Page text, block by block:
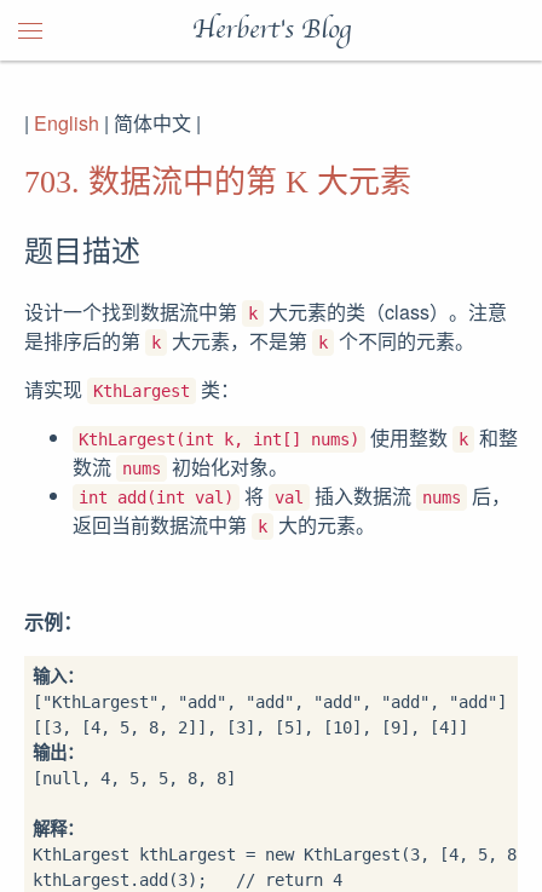
Herbert's Blog
| English | 简体中文 |
703. 数据流中的第 K 大元素
题目描述
设计一个找到数据流中第 k
大元素的类（class）。注意
是排序后的第
k 大元素，不是第 k 个不同的元素。
请实现
KthLargest 类：
KthLargest(int k, int[] nums) 使用整数 k 和整
数流
nums 初始化对象。
int add(int val) 将 val 插入数据流 nums
后，
返回当前数据流中第
k 大的元素。
示例：
输入：
["KthLargest", "add", "add", "add", "add", "add"]
输出：
[null, 4, 5, 5, 8, 8]
解释：
KthLargest kthLargest = new KthLargest(3, [4, 5, 8,
kthLargest.add(3);   // return 4